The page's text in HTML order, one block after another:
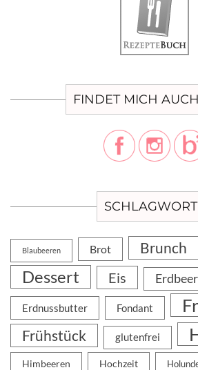
FINDET MICH
Blaubeeren Brot Brunch
Dessert Eis
Erdnussbutter Fondant
Frühstück glutenfrei
Himbeeren Hochzeit